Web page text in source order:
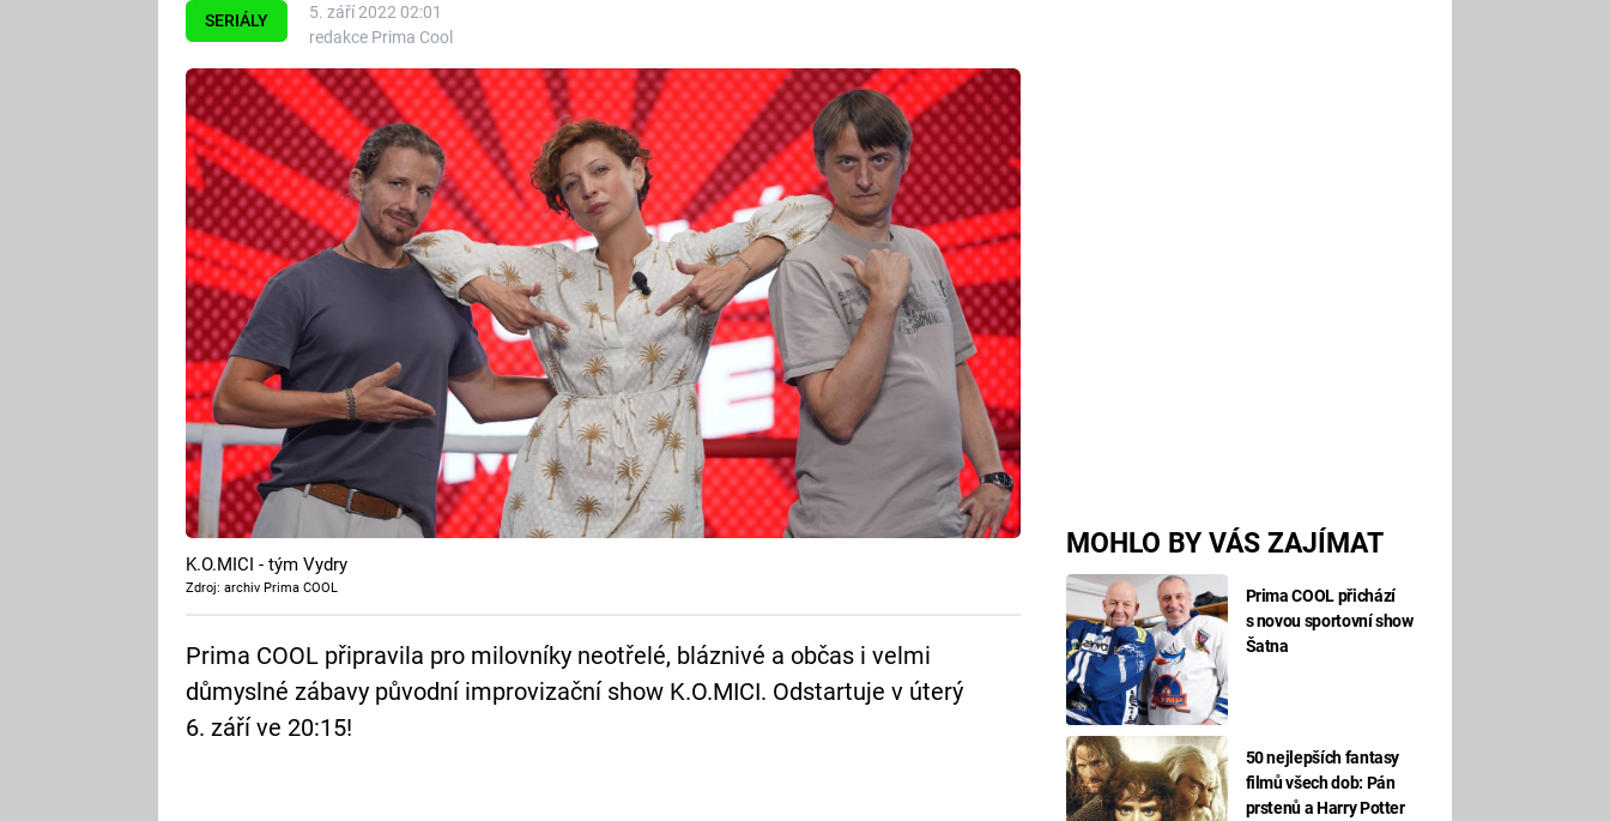
SERIÁLY
5. září 2022 02:01
redakce Prima Cool
MOHLO BY VÁS ZAJÍMAT
Prima COOL přichází
s novou sportovní show
Šatna
50 nejlepších fantasy
filmů všech dob: Pán
prstenů a Harry Potter
K.O.MICI - tým Vydry
Zdroj: archiv Prima COOL
Prima COOL připravila pro milovníky neotřelé, bláznivé a občas i velmi
důmyslné zábavy původní improvizační show K.O.MICI. Odstartuje v úterý
6. září ve 20:15!